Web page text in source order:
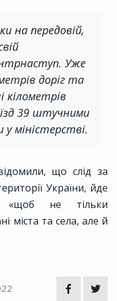
на передовій,
Уже
доріг та
кілометрів
39 штучними
у міністерстві.
що слід за
України, йде
«щоб не тільки
міста та села, але й